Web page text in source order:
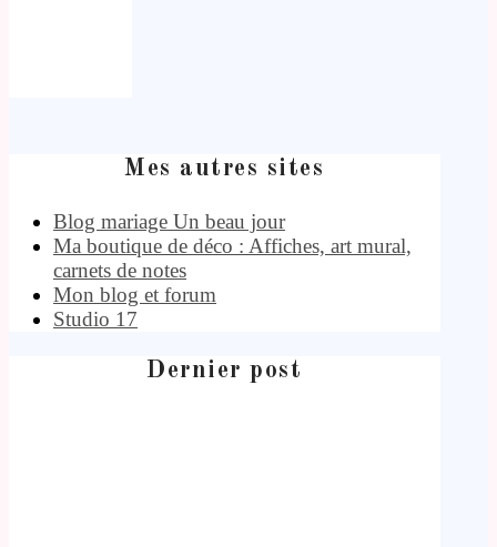
Mes autres sites
Blog mariage Un beau jour
Ma boutique de déco : Affiches, art mural,
carnets de notes
Mon blog et forum
Studio 17
Dernier post